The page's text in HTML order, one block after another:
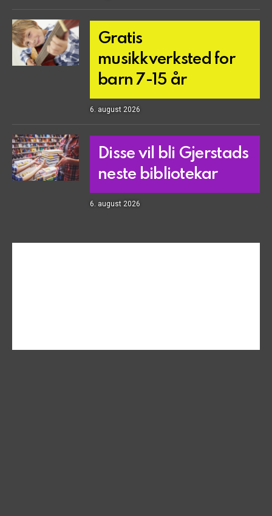
Gratis
musikkverksted for
barn 7-15 år
6. august 2026
Disse vil bli Gjerstads
neste bibliotekar
6. august 2026